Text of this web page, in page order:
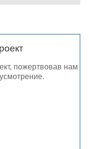
пожертвовав нам